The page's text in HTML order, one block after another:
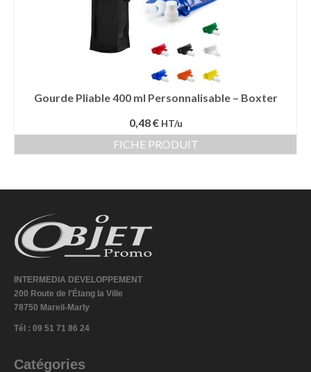
Gourde Pliable 400 ml Personnalisable – Boxter
0,48 € HT/u
FICHE PRODUIT
INTERMEDIA DEVELOPPEMENT
200 Route de l'Étang la Ville
78750 Mareil-Marly
Tél : 09 51 71 86 24
Catégories